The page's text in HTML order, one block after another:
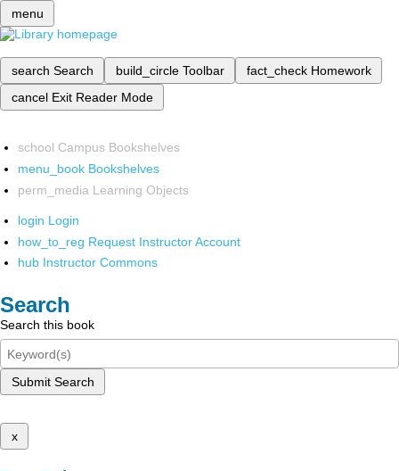
menu
search Search build_circle Toolbar fact_check Homework
cancel Exit Reader Mode
school Campus Bookshelves
menu_book Bookshelves
perm_media Learning Objects
login Login
how_to_reg Request Instructor Account
hub Instructor Commons
Search
Search this book
Submit Search
x